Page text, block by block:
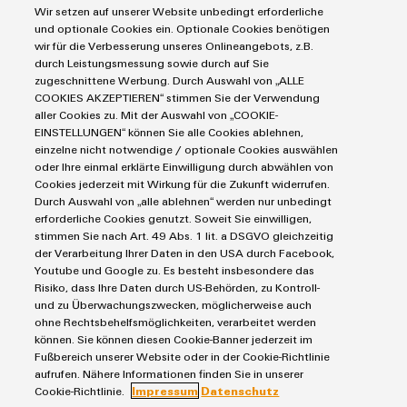
Weidmüller
Configurator
Digital
Engineering
auf einem
‒ intuitiv,
unkompliziert,
schnell
Leiterplattensteckverbinder und Leiterplattenklemmen
Markierungssysteme
Reihenklemmen
Stromversorgungen
Industrial IoT
Industrial Security
Single Pair Ethernet
Smart Metering
SNAP IN Anschlusstechnologie
Workplace Solutions
Service
Connectivity Consulting
eShop / Digitale Bestellmöglichkeiten
Engineering-Daten
PCB Connector Services
Support Center
Technische Produktkataloge
Weidmüller Configurator
Industrien
Datencenter
Gerätehersteller
Maschinenbau
Photovoltaik
Wasserstoff
Weidmüller Industry Match
Windenergie
Impressum
Einkaufs- /Lieferanteninformationen
Datenschutzerklärung
Cookie Richtlinie
Cookie Einstellungen
Weidmüller GmbH & Co KG
Klingenbergstraße 26
32758 Detmold
Tel.: +49 5231 14-280
Wir setzen auf unserer Website unbedingt erforderliche
und optionale Cookies ein. Optionale Cookies benötigen
wir für die Verbesserung unseres Onlineangebots, z.B.
durch Leistungsmessung sowie durch auf Sie
zugeschnittene Werbung. Durch Auswahl von „ALLE
COOKIES AKZEPTIEREN“ stimmen Sie der Verwendung
aller Cookies zu. Mit der Auswahl von „COOKIE-
EINSTELLUNGEN“ können Sie alle Cookies ablehnen,
einzelne nicht notwendige / optionale Cookies auswählen
oder Ihre einmal erklärte Einwilligung durch abwählen von
Cookies jederzeit mit Wirkung für die Zukunft widerrufen.
Durch Auswahl von „alle ablehnen“ werden nur unbedingt
erforderliche Cookies genutzt. Soweit Sie einwilligen,
stimmen Sie nach Art. 49 Abs. 1 lit. a DSGVO gleichzeitig
der Verarbeitung Ihrer Daten in den USA durch Facebook,
Youtube und Google zu. Es besteht insbesondere das
Risiko, dass Ihre Daten durch US-Behörden, zu Kontroll-
und zu Überwachungszwecken, möglicherweise auch
ohne Rechtsbehelfsmöglichkeiten, verarbeitet werden
können. Sie können diesen Cookie-Banner jederzeit im
Fußbereich unserer Website oder in der Cookie-Richtlinie
aufrufen. Nähere Informationen finden Sie in unserer
Cookie-Richtlinie.
Impressum Datenschutz